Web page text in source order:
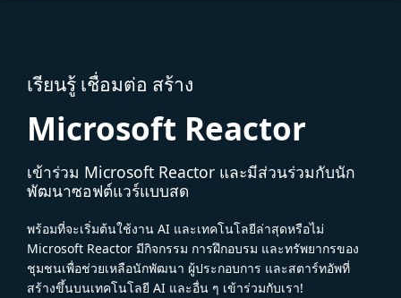
เรียนรู้ เชื่อมต่อ สร้าง
Microsoft Reactor
เข้าร่วม Microsoft Reactor และมีส่วนร่วมกับนัก
พัฒนาซอฟต์แวร์แบบสด
พร้อมที่จะเริ่มต้นใช้งาน AI และเทคโนโลยีล่าสุดหรือไม่
Microsoft Reactor มีกิจกรรม การฝึกอบรม และทรัพยากรของ
ชุมชนเพื่อช่วยเหลือนักพัฒนา ผู้ประกอบการ และสตาร์ทอัพที่
สร้างขึ้นบนเทคโนโลยี AI และอื่น ๆ เข้าร่วมกับเรา!